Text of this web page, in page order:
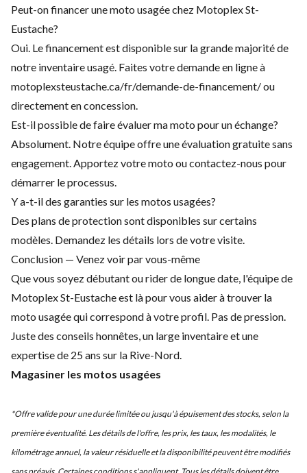
Peut-on financer une moto usagée chez Motoplex St-
Eustache?
Oui. Le financement est disponible sur la grande majorité de
notre inventaire usagé. Faites votre demande en ligne à
motoplexsteustache.ca/fr/demande-de-financement/ ou
directement en concession.
Est-il possible de faire évaluer ma moto pour un échange?
Absolument. Notre équipe offre une évaluation gratuite sans
engagement. Apportez votre moto ou contactez-nous pour
démarrer le processus.
Y a-t-il des garanties sur les motos usagées?
Des plans de protection sont disponibles sur certains
modèles. Demandez les détails lors de votre visite.
Conclusion — Venez voir par vous-même
Que vous soyez débutant ou rider de longue date, l'équipe de
Motoplex St-Eustache est là pour vous aider à trouver la
moto usagée qui correspond à votre profil. Pas de pression.
Juste des conseils honnêtes, un large inventaire et une
expertise de 25 ans sur la Rive-Nord.
Magasiner les motos usagées
*Offre valide pour une durée limitée ou jusqu'à épuisement des stocks, selon la
première éventualité. Les détails de l'offre, les prix, les taux, les modalités, le
kilométrage annuel, la valeur résiduelle et la disponibilité peuvent être modifiés